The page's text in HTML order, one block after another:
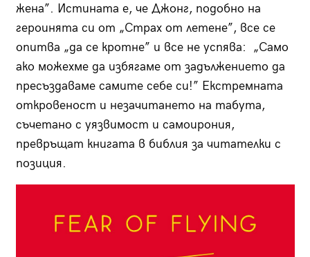
жена”. Истината е, че Джонг, подобно на
героинята си от „Страх от летене”, все се
опитва „да се кротне” и все не успява: „Само
ако можехме да избягаме от задължението да
пресъздаваме самите себе си!” Екстремната
откровеност и незачитането на табута,
съчетано с уязвимост и самоирония,
превръщат книгата в библия за читателки с
позиция.